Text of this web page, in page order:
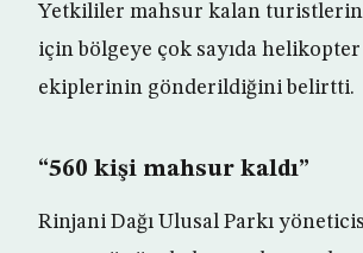
Yetkililer mahsur kalan turistlerin
için bölgeye çok sayıda
ekiplerinin gönderildiğini belirtti.
“560 kişi mahsur kaldı”
Rinjani Dağı Ulusal Parkı